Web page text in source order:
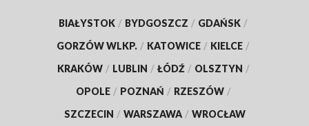
BIAŁYSTOK / BYDGOSZCZ / GDAŃSK /
GORZÓW WLKP. / KATOWICE / KIELCE /
KRAKÓW / LUBLIN / ŁÓDŹ / OLSZTYN /
OPOLE / POZNAŃ / RZESZÓW /
SZCZECIN / WARSZAWA / WROCŁAW